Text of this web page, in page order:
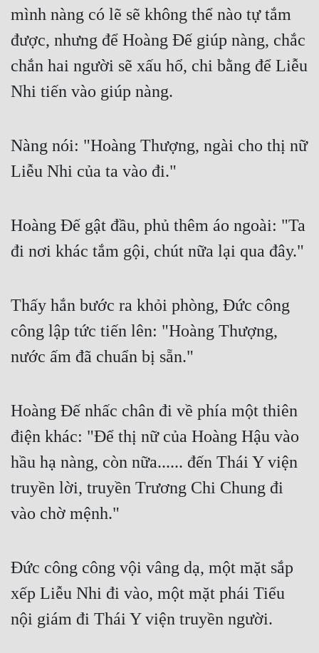
mình nàng có lẽ sẽ không thể nào tự tắm
được, nhưng để Hoàng Đế giúp nàng, chắc
chắn hai người sẽ xấu hổ, chi bằng để Liễu
Nhi tiến vào giúp nàng.
Nàng nói: "Hoàng Thượng, ngài cho thị nữ
Liễu Nhi của ta vào đi."
Hoàng Đế gật đầu, phủ thêm áo ngoài: "Ta
đi nơi khác tắm gội, chút nữa lại qua đây."
Thấy hắn bước ra khỏi phòng, Đức công
công lập tức tiến lên: "Hoàng Thượng,
nước ấm đã chuẩn bị sẵn."
Hoàng Đế nhấc chân đi về phía một thiên
điện khác: "Để thị nữ của Hoàng Hậu vào
hầu hạ nàng, còn nữa...... đến Thái Y viện
truyền lời, truyền Trương Chi Chung đi
vào chờ mệnh."
Đức công công vội vâng dạ, một mặt sắp
xếp Liễu Nhi đi vào, một mặt phái Tiểu
nội giám đi Thái Y viện truyền người.